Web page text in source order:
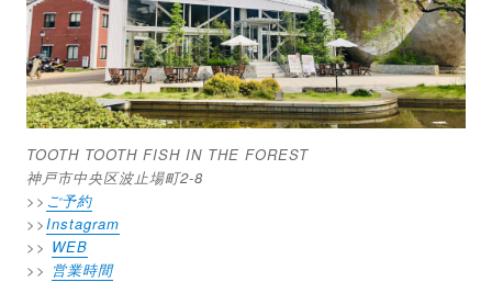
TOOTH TOOTH FISH IN THE FOREST
神戸市中央区波止場町2-8
>> ご予約
>>Instagram
>> WEB
>> 営業時間